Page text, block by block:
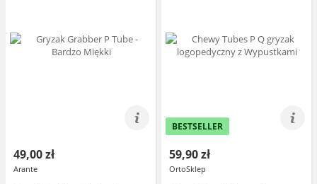
49,00 zł
Arante
BESTSELLER
59,90 zł
OrtoSklep